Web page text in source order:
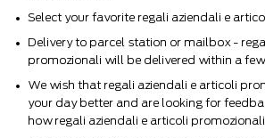
Select your favorite regali aziendali e
Delivery to parcel station or mailbox -
promozionali will be delivered within a
We wish that regali aziendali e articoli
your day better and are looking for
how regali aziendali e articoli promozionali